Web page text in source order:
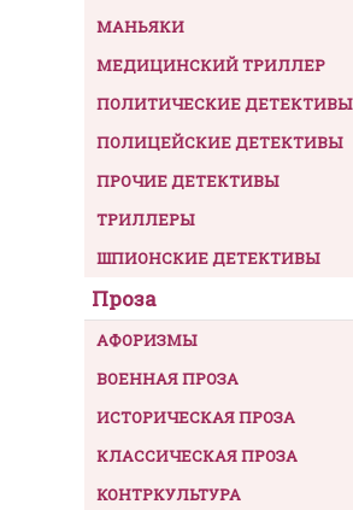
МАНЬЯКИ
МЕДИЦИНСКИЙ ТРИЛЛЕР
ПОЛИТИЧЕСКИЕ ДЕТЕКТИВЫ
ПОЛИЦЕЙСКИЕ ДЕТЕКТИВЫ
ПРОЧИЕ ДЕТЕКТИВЫ
ТРИЛЛЕРЫ
ШПИОНСКИЕ ДЕТЕКТИВЫ
Проза
АФОРИЗМЫ
ВОЕННАЯ ПРОЗА
ИСТОРИЧЕСКАЯ ПРОЗА
КЛАССИЧЕСКАЯ ПРОЗА
КОНТРКУЛЬТУРА